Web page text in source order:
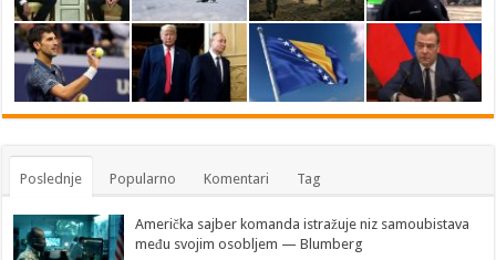
Poslednje Popularno Komentari Tag
Američka sajber komanda istražuje niz samoubistava
među svojim osobljem — Blumberg